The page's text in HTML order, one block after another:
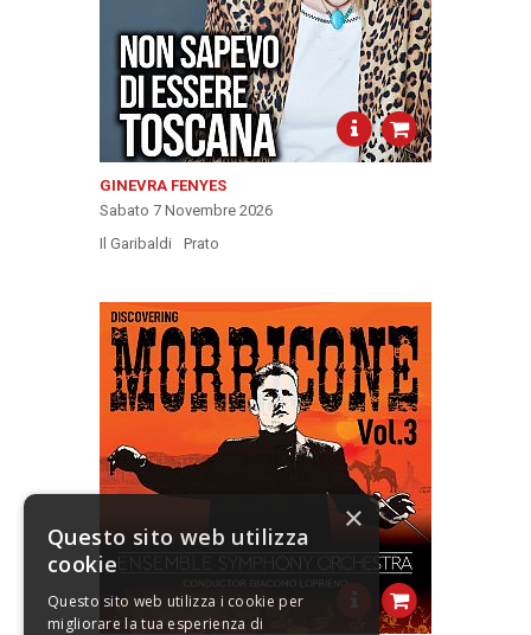
GINEVRA FENYES
Sabato 7 Novembre 2026
Il Garibaldi
Prato
×
Questo sito web utilizza
cookie
Questo sito web utilizza i cookie per
migliorare la tua esperienza di